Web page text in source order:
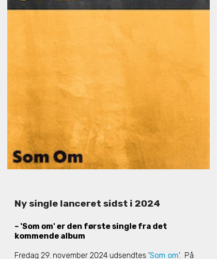
Ny single lanceret sidst i 2024
– 'Som om' er den første single fra det
kommende album
Fredag 29. november 2024 udsendtes 'Som om'. På